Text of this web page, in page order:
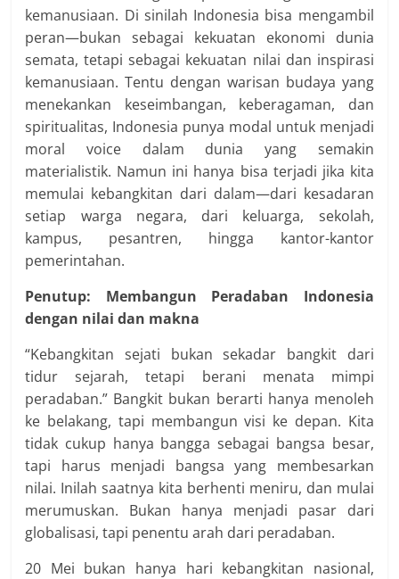
kemanusiaan. Di sinilah Indonesia bisa mengambil
peran—bukan sebagai kekuatan ekonomi dunia
semata, tetapi sebagai kekuatan nilai dan inspirasi
kemanusiaan. Tentu dengan warisan budaya yang
menekankan keseimbangan, keberagaman, dan
spiritualitas, Indonesia punya modal untuk menjadi
moral voice dalam dunia yang semakin
materialistik. Namun ini hanya bisa terjadi jika kita
memulai kebangkitan dari dalam—dari kesadaran
setiap warga negara, dari keluarga, sekolah,
kampus, pesantren, hingga kantor-kantor
pemerintahan.
Penutup: Membangun Peradaban Indonesia
dengan nilai dan makna
“Kebangkitan sejati bukan sekadar bangkit dari
tidur sejarah, tetapi berani menata mimpi
peradaban.” Bangkit bukan berarti hanya menoleh
ke belakang, tapi membangun visi ke depan. Kita
tidak cukup hanya bangga sebagai bangsa besar,
tapi harus menjadi bangsa yang membesarkan
nilai. Inilah saatnya kita berhenti meniru, dan mulai
merumuskan. Bukan hanya menjadi pasar dari
globalisasi, tapi penentu arah dari peradaban.
20 Mei bukan hanya hari kebangkitan nasional,